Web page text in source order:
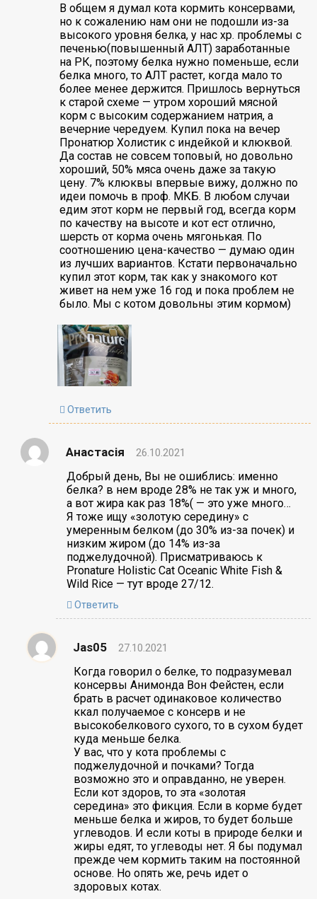
В общем я думал кота кормить консервами,
но к сожалению нам они не подошли из-за
высокого уровня белка, у нас хр. проблемы с
печенью(повышенный АЛТ) заработанные
на РК, поэтому белка нужно поменьше, если
белка много, то АЛТ растет, когда мало то
более менее держится. Пришлось вернуться
к старой схеме — утром хороший мясной
корм с высоким содержанием натрия, а
вечерние чередуем. Купил пока на вечер
Пронатюр Холистик с индейкой и клюквой.
Да состав не совсем топовый, но довольно
хороший, 50% мяса очень даже за такую
цену. 7% клюквы впервые вижу, должно по
идеи помочь в проф. МКБ. В любом случаи
едим этот корм не первый год, всегда корм
по качеству на высоте и кот ест отлично,
шерсть от корма очень мягонькая. По
соотношению цена-качество — думаю один
из лучших вариантов. Кстати первоначально
купил этот корм, так как у знакомого кот
живет на нем уже 16 год и пока проблем не
было. Мы с котом довольны этим кормом)
Ответить
Анастасія 26.10.2021
Добрый день, Вы не ошиблись: именно
белка? в нем вроде 28% не так уж и много,
а вот жира как раз 18%( — это уже много…
Я тоже ищу «золотую середину» с
умеренным белком (до 30% из-за почек) и
низким жиром (до 14% из-за
поджелудочной). Присматриваюсь к
Pronature Holistic Cat Oceanic White Fish &
Wild Rice — тут вроде 27/12.
Ответить
Jas05 27.10.2021
Когда говорил о белке, то подразумевал
консервы Анимонда Вон Фейстен, если
брать в расчет одинаковое количество
ккал получаемое с консерв и не
высокобелкового сухого, то в сухом будет
куда меньше белка.
У вас, что у кота проблемы с
поджелудочной и почками? Тогда
возможно это и оправданно, не уверен.
Если кот здоров, то эта «золотая
середина» это фикция. Если в корме будет
меньше белка и жиров, то будет больше
углеводов. И если коты в природе белки и
жиры едят, то углеводы нет. Я бы подумал
прежде чем кормить таким на постоянной
основе. Но опять же, речь идет о
здоровых котах.